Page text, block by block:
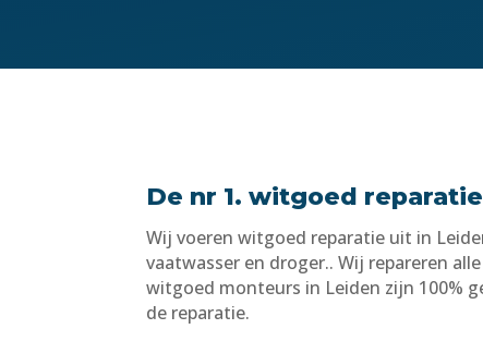
De nr 1. witgoed
Wij voeren witgoed reparatie uit in
vaatwasser en droger.. Wij repareren
witgoed monteurs in Leiden zijn 100%
de reparatie.